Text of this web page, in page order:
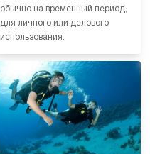
обычно на временный период,
для личного или делового
использования.